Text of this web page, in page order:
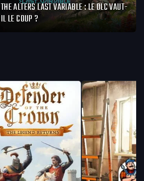
THE ALTERS LAST VARIABLE : LE DLC VAUT-
IL LE COUP ?